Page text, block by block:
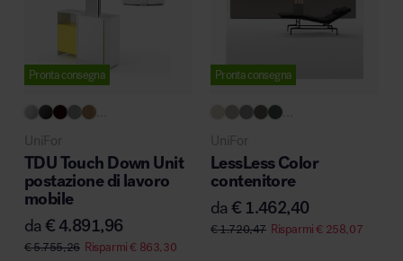
Area riunione e convegni
Area lounge e attesa
Pronta consegna
...
UniFor
TDU Touch Down Unit
postazione di lavoro
mobile
da€ 4.891,96
€5.755,26 Risparmi€863,30
Pronta consegna
UniFor
LessLess Color
contenitore
da€ 1.462,40
€1.720,47 Risparmi€ 258,07